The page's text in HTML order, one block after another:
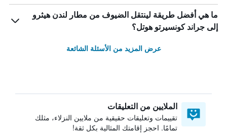
ما هي أفضل طريقة لينتقل الضيوف من مطار لندن هيثرو
إلى جراند كونسيرتو هوتل؟
عرض المزيد من الأسئلة الشائعة
الملايين من التعليقات
تقييمات وتعليقات حقيقية من ملايين النزلاء، مثلك
تمامًا. احجز إقامتك المثالية بكل ثقة!